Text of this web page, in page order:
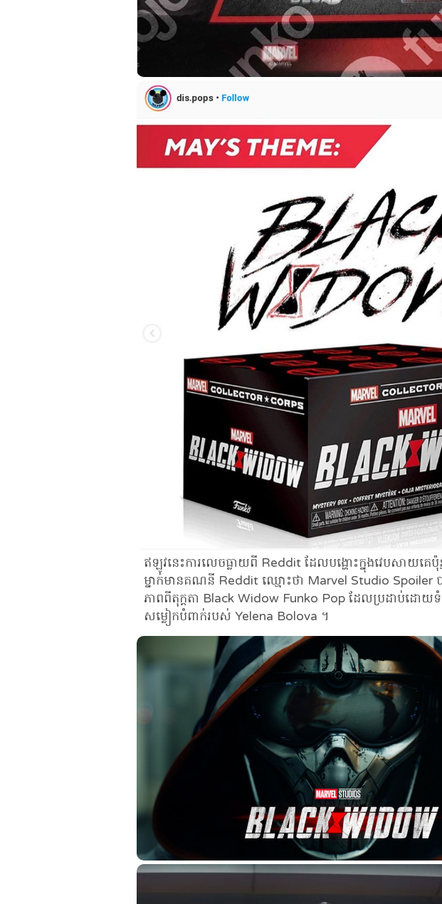
ឥឡូវនេះការលេចធ្លាយពី Reddit ដែលបង្ហោះក្នុងវេបសាយគេប៉ុន្
ម្នាក់មានគណនី Reddit ឈ្មោះថា Marvel Studio Spoiler
ភាពពីតុក្តតា Black Widow Funko Pop ដែលប្រដាប់ដោ
សម្លៀកបំពាក់របស់ Yelena Bolova ។